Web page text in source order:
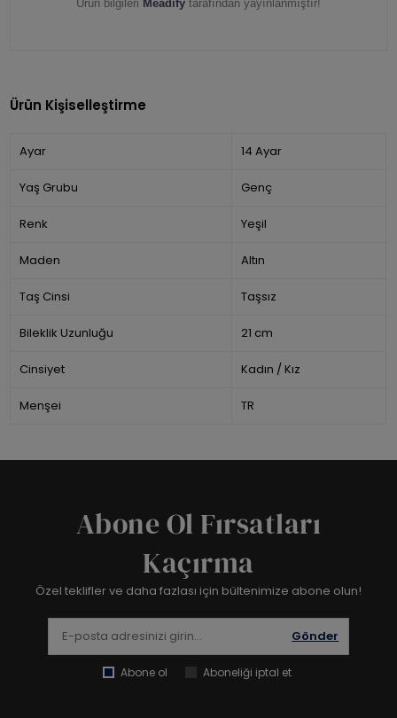
Ürün bilgileri Meadify tarafından yayınlanmıştır!
Ürün Kişiselleştirme
Ayar 14 Ayar
Yaş Grubu Genç
Renk Yeşil
Maden Altın
Taş Cinsi Taşsız
Bileklik Uzunluğu 21 cm
Cinsiyet Kadın / Kız
Menşei TR
Abone Ol Fırsatları
Kaçırma
Özel teklifler ve daha fazlası için bültenimize abone olun!
Gönder
Abone ol Aboneliği iptal et